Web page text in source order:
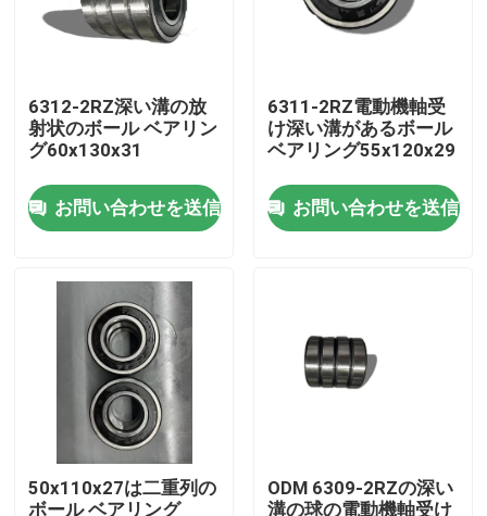
動画
私たちに関しては
工場見学
品質管理
お問い合わせ
ニュース
ケース
産業軸受
6312-2RZ深い溝の放
射状のボール ベアリン
グ60x130x31
お問い合わせを送信
6311-2RZ電動機軸受
け深い溝があるボール
ベアリング55x120x29
お問い合わせを送信
50x110x27は二重列の
ボール ベアリング
ODM 6309-2RZの深い
溝の球の電動機軸受け